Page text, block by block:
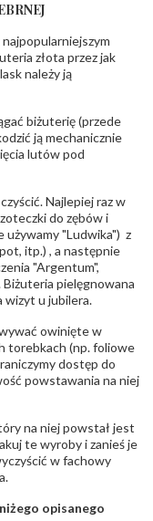
38-200 Jasło; NIP:
tel.13 44 56 100;
Stelmach Sp. z o.o. ul.
NIP 7542889545;
biuro@stelmach.pl
wieku poniżej 3 lat
z białego złota
zawierają nikiel
złota przez jak
należy ją
biżuterię (przede
ją mechanicznie
lutów pod
Najlepiej raz w
do zębów i
używamy "Ludwika") z
itp.) , a następnie
"Argentum",
Biżuteria pielęgnowana
wizyt u jubilera.
owinięte w
torebkach (np. foliowe
dostęp do
powstawania na niej
na niej powstał jest
te wyroby i zanieś je
w fachowy
opisanego